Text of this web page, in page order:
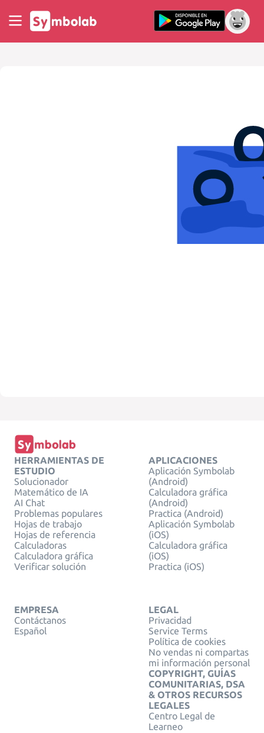
HERRAMIENTAS DE
ESTUDIO
Solucionador
Matemático de IA
AI Chat
Problemas populares
Hojas de trabajo
Hojas de referencia
Calculadoras
Calculadora gráfica
Verificar solución
APLICACIONES
Aplicación Symbolab
(Android)
Calculadora gráfica
(Android)
Practica (Android)
Aplicación Symbolab
(iOS)
Calculadora gráfica
(iOS)
Practica (iOS)
EMPRESA
Contáctanos
Español
LEGAL
Privacidad
Service Terms
Política de cookies
No vendas ni compartas
mi información personal
COPYRIGHT, GUÍAS
COMUNITARIAS, DSA
& OTROS RECURSOS
LEGALES
Centro Legal de
Learneo